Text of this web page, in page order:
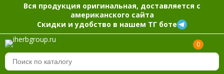
Вся продукция оригинальная, доставляется с
американского сайта
Скидки и удобство в нашем ТГ боте
0